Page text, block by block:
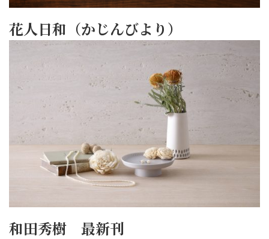
花人日和（かじんびより）
和田秀樹 最新刊